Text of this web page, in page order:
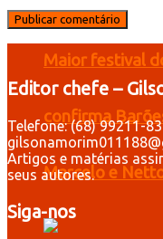
Maior festival
confirma
Marcelo e
Editor chefe –
Telefone: (68) 99211-
Artigos e matérias
seus autores.
Siga-nos